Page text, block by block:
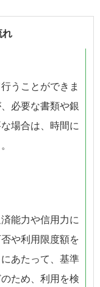
れ
うことができま
必要な書類や銀
場合は、時間に
能力や信用力に
や利用限度額を
あたって、基準
ため、利用を検